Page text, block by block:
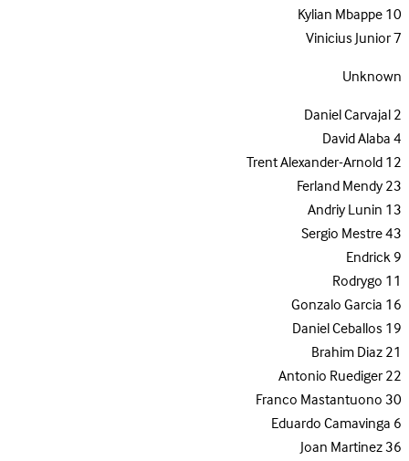
10
Kylian Mbappe
7
Vinicius Junior
Unknown
2
Daniel Carvajal
4
David Alaba
12
Trent Alexander-Arnold
23
Ferland Mendy
13
Andriy Lunin
43
Sergio Mestre
9
Endrick
11
Rodrygo
16
Gonzalo Garcia
19
Daniel Ceballos
21
Brahim Diaz
22
Antonio Ruediger
30
Franco Mastantuono
6
Eduardo Camavinga
36
Joan Martinez